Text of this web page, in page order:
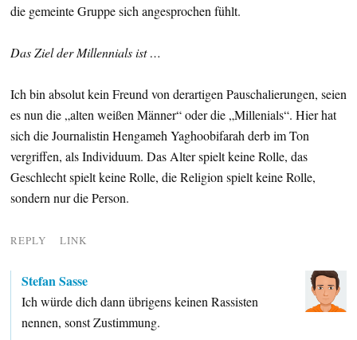
die gemeinte Gruppe sich angesprochen fühlt.
Das Ziel der Millennials ist …
Ich bin absolut kein Freund von derartigen Pauschalierungen, seien
es nun die „alten weißen Männer“ oder die „Millenials“. Hier hat
sich die Journalistin Hengameh Yaghoobifarah derb im Ton
vergriffen, als Individuum. Das Alter spielt keine Rolle, das
Geschlecht spielt keine Rolle, die Religion spielt keine Rolle,
sondern nur die Person.
REPLY LINK
Stefan Sasse
Ich würde dich dann übrigens keinen Rassisten
nennen, sonst Zustimmung.